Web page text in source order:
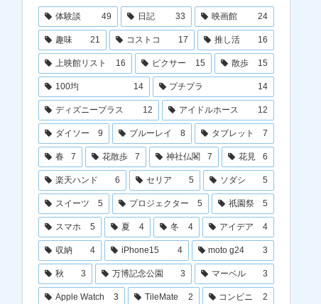
体験談 49 日記 33 映画館 24
趣味 21 コストコ 17 推し活 16
上映館リスト 16 ピクサー 15 散歩 15
100均 14 プチプラ 14
ディズニープラス 12 アイドルホース 12
ダイソー 9 ブルーレイ 8 タブレット 7
春 7 花散歩 7 神社仏閣 7 花見 6
楽天ハンド 6 セリア 5 ソダシ 5
スイーツ 5 プロジェクター 5 祇園祭 5
スマホ 5 夏 4 冬 4 アイデア 4
収納 4 iPhone15 4 moto g24 3
秋 3 万博記念公園 3 マーベル 3
Apple Watch 3 TileMate 2 コンビニ 2